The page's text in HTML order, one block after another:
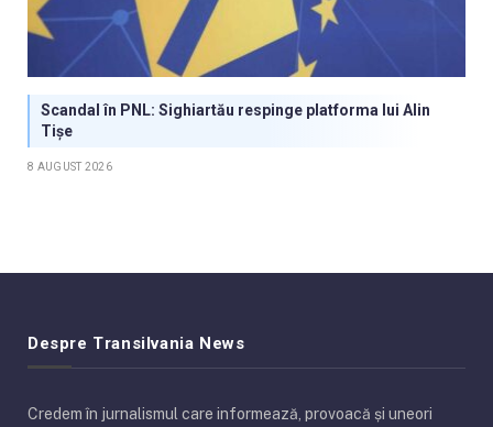
Scandal în PNL: Sighiartău respinge platforma lui Alin
Tișe
8 AUGUST 2026
Despre Transilvania News
Credem în jurnalismul care informează, provoacă și uneori